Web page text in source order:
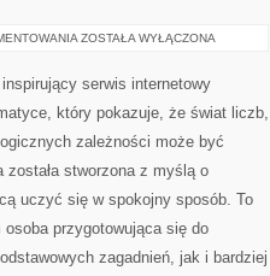
GEOMETRIA
ZOSTAŁA WYŁĄCZONA
serwis internetowy
który pokazuje, że świat liczb,
zależności może być
została stworzona z myślą o
uczyć się w spokojny sposób. To
przygotowująca się do
zagadnień, jak i bardziej